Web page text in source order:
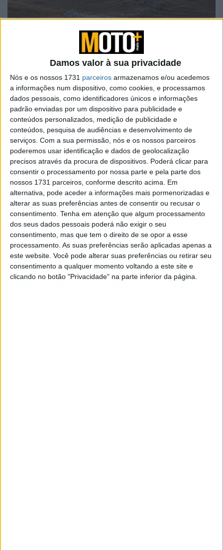
Damos valor à sua privacidade
Nós e os nossos 1731 parceiros armazenamos e/ou acedemos
a informações num dispositivo, como cookies, e processamos
dados pessoais, como identificadores únicos e informações
padrão enviadas por um dispositivo para publicidade e
conteúdos personalizados, medição de publicidade e
conteúdos, pesquisa de audiências e desenvolvimento de
serviços. Com a sua permissão, nós e os nossos parceiros
poderemos usar identificação e dados de geolocalização
precisos através da procura de dispositivos. Poderá clicar para
consentir o processamento por nossa parte e pela parte dos
nossos 1731 parceiros, conforme descrito acima. Em
alternativa, pode aceder a informações mais pormenorizadas e
alterar as suas preferências antes de consentir ou recusar o
consentimento. Tenha em atenção que algum processamento
dos seus dados pessoais poderá não exigir o seu
consentimento, mas que tem o direito de se opor a esse
processamento. As suas preferências serão aplicadas apenas a
este website. Você pode alterar suas preferências ou retirar seu
consentimento a qualquer momento voltando a este site e
clicando no botão "Privacidade" na parte inferior da página.
Dentro da gama Ducati existem várias famílias de motos
capazes de equilibrar o típico espírito desportivo das
Rosse di Borgo Panigale com um elevado nível de
conforto. Motos como as Multistrada, a SuperSport 950
aDiavel 1260e aXDiavelestão preparadas para cobrir
longos percursos, mesmo se separados por vários dias
de viagem, e a escolha dos acessórios adequados e do
equipamento técnico correto tornam estas viagens ainda
mais agradáveis para os motociclistas.
Por esta razão, o fabricante de Bolonha trabalha com
cuidado e atenção na criação dos acessórios touring que
constam do catálogo Ducati Performance, colaborando
com as melhores empresas do sector e confiando o